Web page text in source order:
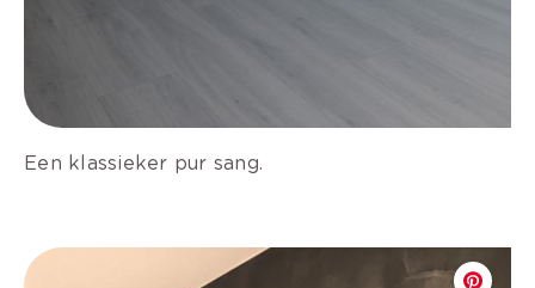
Een klassieker pur sang.